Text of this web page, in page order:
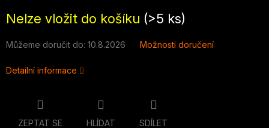
cena:
Nelze vložit do košíku (>5 ks)
Můžeme doručit do: 10.8.2026 Možnosti doručení
Detailní informace
ZEPTAT SE HLÍDAT SDÍLET